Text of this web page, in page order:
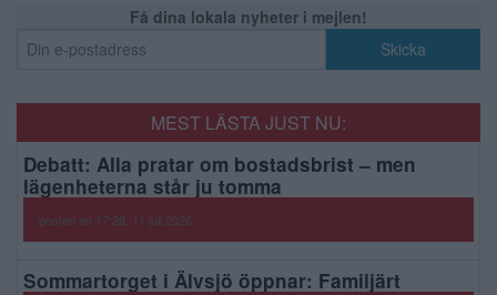
Få dina lokala nyheter i mejlen!
MEST LÄSTA JUST NU:
Debatt: Alla pratar om bostadsbrist – men
lägenheterna står ju tomma
posted on 17:28, 11 juli 2026
Sommartorget i Älvsjö öppnar: Familjärt